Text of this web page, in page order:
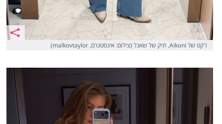
ז'קט של Aikoni, תיק של שאנל (צילום: אינסטגרם, malkovtaylor)